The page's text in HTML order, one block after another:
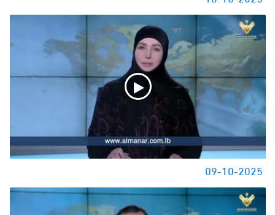
09-10-2025